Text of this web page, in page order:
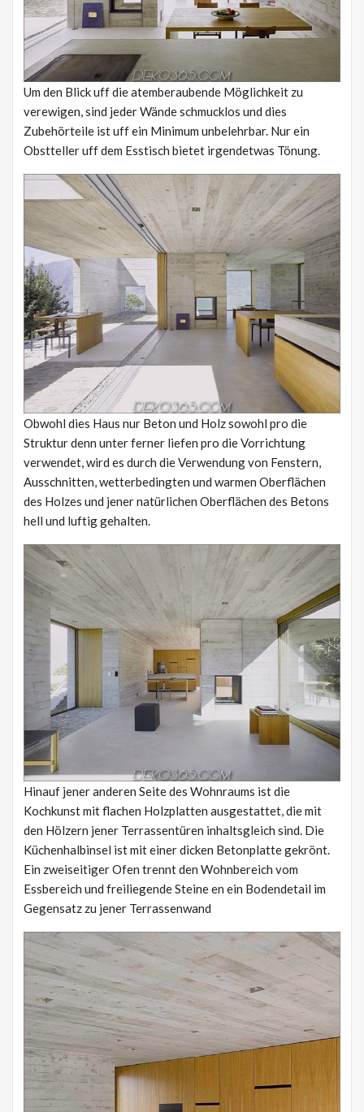
Um den Blick uff die atemberaubende Möglichkeit zu
verewigen, sind jeder Wände schmucklos und dies
Zubehörteile ist uff ein Minimum unbelehrbar. Nur ein
Obstteller uff dem Esstisch bietet irgendetwas Tönung.
Obwohl dies Haus nur Beton und Holz sowohl pro die
Struktur denn unter ferner liefen pro die Vorrichtung
verwendet, wird es durch die Verwendung von Fenstern,
Ausschnitten, wetterbedingten und warmen Oberflächen
des Holzes und jener natürlichen Oberflächen des Betons
hell und luftig gehalten.
Hinauf jener anderen Seite des Wohnraums ist die
Kochkunst mit flachen Holzplatten ausgestattet, die mit
den Hölzern jener Terrassentüren inhaltsgleich sind. Die
Küchenhalbinsel ist mit einer dicken Betonplatte gekrönt.
Ein zweiseitiger Ofen trennt den Wohnbereich vom
Essbereich und freiliegende Steine ​​en ein Bodendetail im
Gegensatz zu jener Terrassenwand